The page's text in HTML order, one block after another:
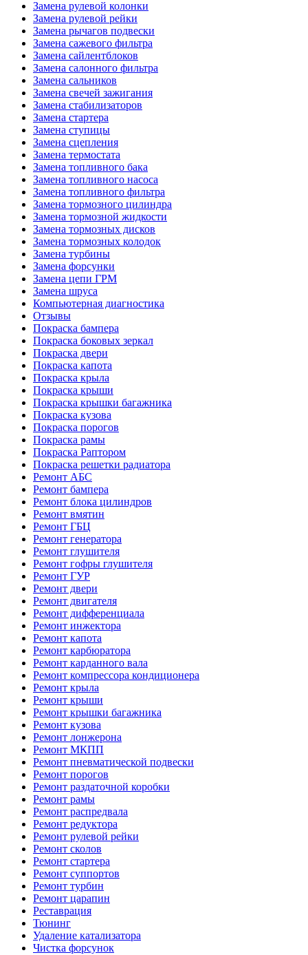
Замена рулевой колонки
Замена рулевой рейки
Замена рычагов подвески
Замена сажевого фильтра
Замена сайлентблоков
Замена салонного фильтра
Замена сальников
Замена свечей зажигания
Замена стабилизаторов
Замена стартера
Замена ступицы
Замена сцепления
Замена термостата
Замена топливного бака
Замена топливного насоса
Замена топливного фильтра
Замена тормозного цилиндра
Замена тормозной жидкости
Замена тормозных дисков
Замена тормозных колодок
Замена турбины
Замена форсунки
Замена цепи ГРМ
Замена шруса
Компьютерная диагностика
Отзывы
Покраска бампера
Покраска боковых зеркал
Покраска двери
Покраска капота
Покраска крыла
Покраска крыши
Покраска крышки багажника
Покраска кузова
Покраска порогов
Покраска рамы
Покраска Раптором
Покраска решетки радиатора
Ремонт АБС
Ремонт бампера
Ремонт блока цилиндров
Ремонт вмятин
Ремонт ГБЦ
Ремонт генератора
Ремонт глушителя
Ремонт гофры глушителя
Ремонт ГУР
Ремонт двери
Ремонт двигателя
Ремонт дифференциала
Ремонт инжектора
Ремонт капота
Ремонт карбюратора
Ремонт карданного вала
Ремонт компрессора кондиционера
Ремонт крыла
Ремонт крыши
Ремонт крышки багажника
Ремонт кузова
Ремонт лонжерона
Ремонт МКПП
Ремонт пневматической подвески
Ремонт порогов
Ремонт раздаточной коробки
Ремонт рамы
Ремонт распредвала
Ремонт редуктора
Ремонт рулевой рейки
Ремонт сколов
Ремонт стартера
Ремонт суппортов
Ремонт турбин
Ремонт царапин
Реставрация
Тюнинг
Удаление катализатора
Чистка форсунок